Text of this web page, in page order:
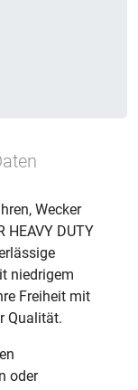
Wecker
HEAVY DUTY
niedrigem
Freiheit mit
Qualität.
oder